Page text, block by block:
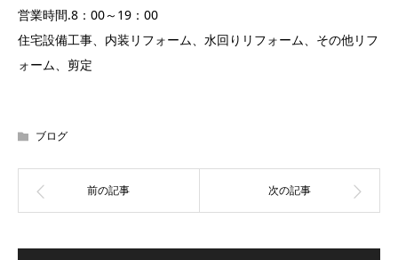
営業時間.8：00～19：00
住宅設備工事、内装リフォーム、水回りリフォーム、その他リフ
ォーム、剪定
ブログ